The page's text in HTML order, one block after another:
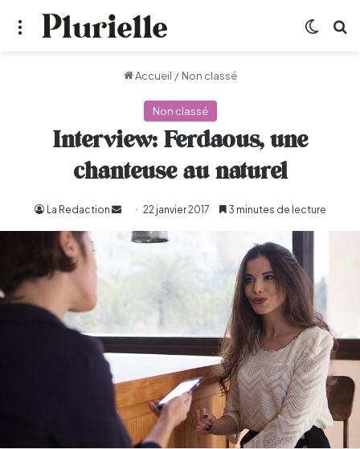
Menu
Accueil / Non classé
Non classé
Interview: Ferdaous, une
chanteuse au naturel
La Redaction
Envoyer
un
22 janvier 2017 3 minutes de lecture